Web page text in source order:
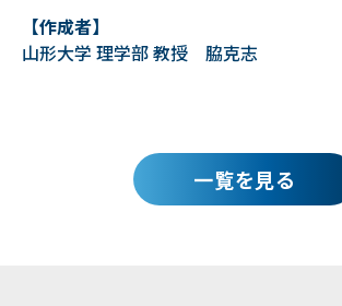
【作成者】
山形大学 理学部 教授 脇克志
一覧を見る